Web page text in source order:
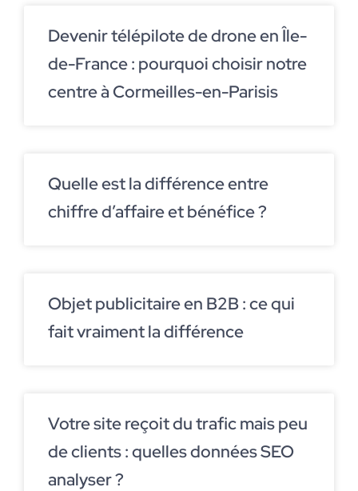
Devenir télépilote de drone en Île-
de-France : pourquoi choisir notre
centre à Cormeilles-en-Parisis
Quelle est la différence entre
chiffre d’affaire et bénéfice ?
Objet publicitaire en B2B : ce qui
fait vraiment la différence
Votre site reçoit du trafic mais peu
de clients : quelles données SEO
analyser ?